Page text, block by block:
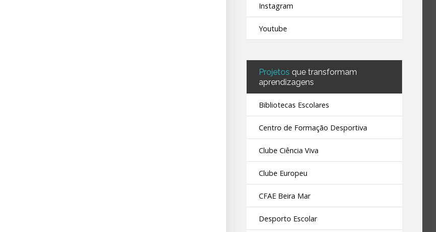
Instagram
Youtube
Projetosque transformam
aprendizagens
Bibliotecas Escolares
Centro de Formação Desportiva
Clube Ciência Viva
Clube Europeu
CFAE Beira Mar
Desporto Escolar